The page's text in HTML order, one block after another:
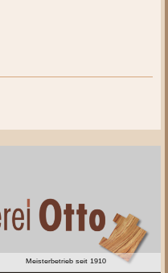
Meisterbetrieb seit 1910